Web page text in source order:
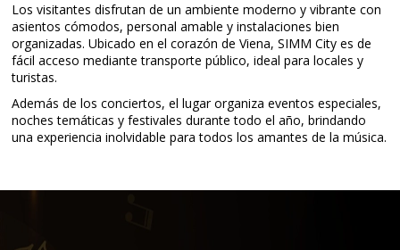
Los visitantes disfrutan de un ambiente moderno y vibrante con
asientos cómodos, personal amable y instalaciones bien
organizadas. Ubicado en el corazón de Viena, SIMM City es de
fácil acceso mediante transporte público, ideal para locales y
turistas.
Además de los conciertos, el lugar organiza eventos especiales,
noches temáticas y festivales durante todo el año, brindando
una experiencia inolvidable para todos los amantes de la música.